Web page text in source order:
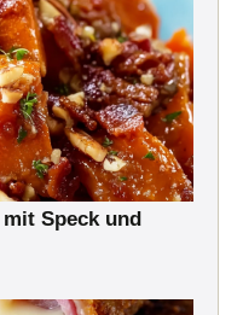
Speck und